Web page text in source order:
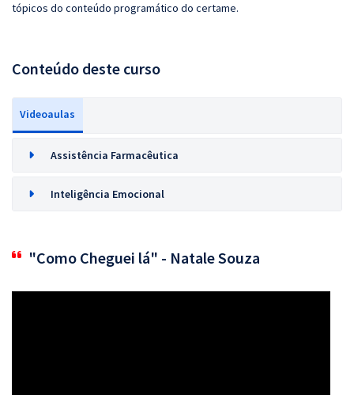
tópicos do conteúdo programático do certame.
Conteúdo deste curso
Videoaulas
Assistência Farmacêutica
Inteligência Emocional
"Como Cheguei lá" - Natale Souza